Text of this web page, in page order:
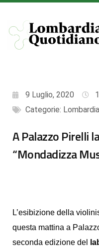
9 Luglio, 2020
Categorie:
A Palazzo Pirelli
“Mondadizza
L’esibizione della
questa mattina a
seconda edizione del